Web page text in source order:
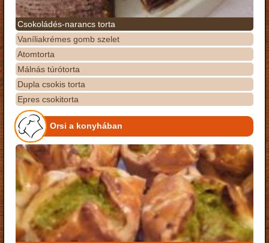
Csokoládés-narancs torta
Vaníliakrémes gomb szelet
Atomtorta
Málnás túrótorta
Dupla csokis torta
Epres csokitorta
Orsi a konyhában